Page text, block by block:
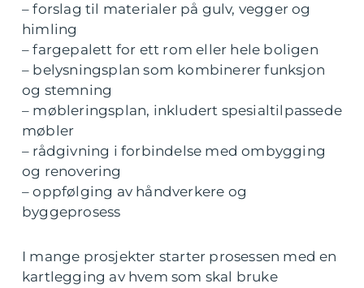
– forslag til materialer på gulv, vegger og
himling
– fargepalett for ett rom eller hele boligen
– belysningsplan som kombinerer funksjon
og stemning
– møbleringsplan, inkludert spesialtilpassede
møbler
– rådgivning i forbindelse med ombygging
og renovering
– oppfølging av håndverkere og
byggeprosess
I mange prosjekter starter prosessen med en
kartlegging av hvem som skal bruke